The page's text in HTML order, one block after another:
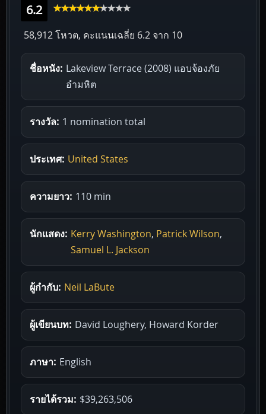
6.2
58,912 โหวต, คะแนนเฉลี่ย 6.2 จาก 10
ชื่อหนัง: Lakeview Terrace (2008) แอบจ้องภัย
อำมหิต
รางวัล: 1 nomination total
ประเทศ: United States
ความยาว: 110 min
นักแสดง: Kerry Washington, Patrick Wilson,
Samuel L. Jackson
ผู้กำกับ: Neil LaBute
ผู้เขียนบท: David Loughery, Howard Korder
ภาษา: English
รายได้รวม: $39,263,506